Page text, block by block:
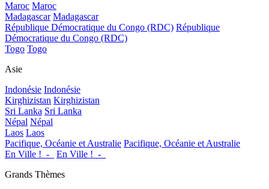
Maroc Maroc
Madagascar Madagascar
République Démocratique du Congo (RDC) République
Démocratique du Congo (RDC)
Togo Togo
Asie
Indonésie Indonésie
Kirghizistan Kirghizistan
Sri Lanka Sri Lanka
Népal Népal
Laos Laos
Pacifique, Océanie et Australie Pacifique, Océanie et Australie
En Ville !_-_
En Ville !_-_
Grands Thèmes